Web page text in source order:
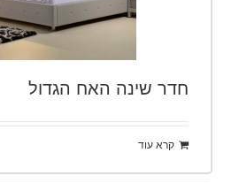
חדר שינה האח הגדול
קרא עוד